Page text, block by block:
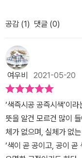
려 한다. 하지만 신경
신과는 상관없다. 중요한
도랑에서 살지 말고 끝
인생의 수많은 모습 중
명심해야 할 것이 있다.
공도 하고 실패도 하는
(釋迦,kya)라는 민족
Buddha), 여래(如來),
쓰이고 있답니다. 최근
심경'에 대하여 중국의
심경 마음공부>입니다.
라에서도 널리 독송되는
라밀다심경(摩訶般若
핵심을 담은 경전이라
모지사바하(菩提娑婆
불교 경전 중 가장 짧지
응축하고 있어서 불교에
수 있는 여건이 아니다
서 이 부분을 먼저 읽고
금이라도 쌓이길 바라는
;; 하지만 꼭 그것만이 아니더라도반야심경의 우리말 해석을 읽는 것
만으로도정말 많은 심적 안
큼 보인다는 말, 다들 아
떠올리게 됐습니다.초등
마 옆에서 수없이 외웠
이 있고 친절한 해설을
나가다 보니매번 책을 새
경 해석’ 페이지의 내용
부를 통해 걷어내고, 비
것이 달라질 수 있다. 이
는 단 260자 만으로 부
의 숨겨진 의미가 쉽게
있는 인식을 깨뜨려 괴
게 도와준다. 특히 마음
겪는 문제들의 근본적인
숙한 경전이지만 심오
막상 읽어도 소화되지
면서도 재미있게 읽을 수
는 분에게 일독을 권한
공감 (1) 댓글 (0)
여우비 2021-05-20
‘색즉시공 공즉시색’이
뜻을 알건 모르건 많이
체가 없으며, 실체가 없
‘색이 곧 공이고, 공이